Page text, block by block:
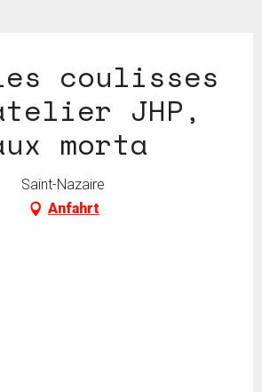
coulisses
JHP,
morta
Saint-Nazaire
Anfahrt